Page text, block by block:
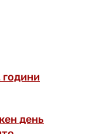
години
день